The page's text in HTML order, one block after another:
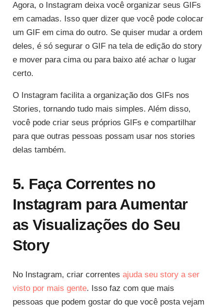
Agora, o Instagram deixa você organizar seus GIFs
em camadas. Isso quer dizer que você pode colocar
um GIF em cima do outro. Se quiser mudar a ordem
deles, é só segurar o GIF na tela de edição do story
e mover para cima ou para baixo até achar o lugar
certo.
O Instagram facilita a organização dos GIFs nos
Stories, tornando tudo mais simples. Além disso,
você pode criar seus próprios GIFs e compartilhar
para que outras pessoas possam usar nos stories
delas também.
5. Faça Correntes no
Instagram para Aumentar
as Visualizações do Seu
Story
No Instagram, criar correntes ajuda seu story a ser
visto por mais gente. Isso faz com que mais
pessoas que podem gostar do que você posta vejam